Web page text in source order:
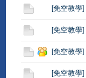
[免空教學]
[免空教學]
[免空教學]
[免空教學]